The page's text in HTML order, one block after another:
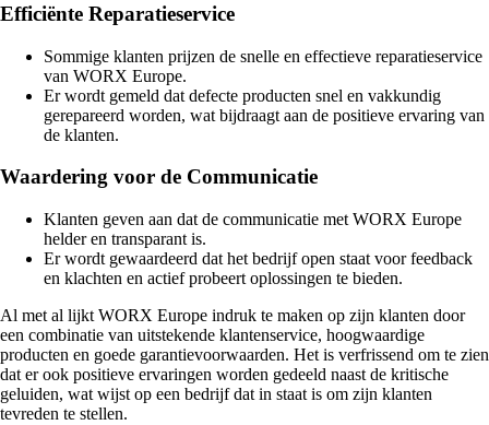
Efficiënte Reparatieservice
Sommige klanten prijzen de snelle en effectieve reparatieservice
van WORX Europe.
Er wordt gemeld dat defecte producten snel en vakkundig
gerepareerd worden, wat bijdraagt aan de positieve ervaring van
de klanten.
Waardering voor de Communicatie
Klanten geven aan dat de communicatie met WORX Europe
helder en transparant is.
Er wordt gewaardeerd dat het bedrijf open staat voor feedback
en klachten en actief probeert oplossingen te bieden.
Al met al lijkt WORX Europe indruk te maken op zijn klanten door
een combinatie van uitstekende klantenservice, hoogwaardige
producten en goede garantievoorwaarden. Het is verfrissend om te zien
dat er ook positieve ervaringen worden gedeeld naast de kritische
geluiden, wat wijst op een bedrijf dat in staat is om zijn klanten
tevreden te stellen.